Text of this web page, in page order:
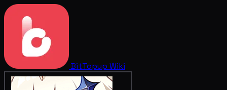
BitTopup Wiki